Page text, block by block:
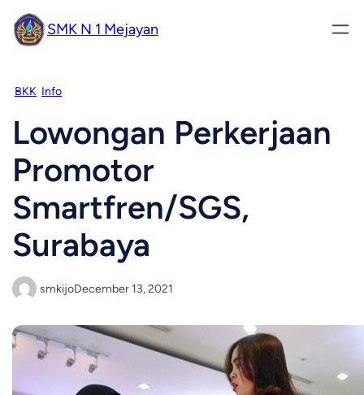
SMK N 1 Mejayan
BKK Info
Lowongan Perkerjaan
Promotor
Smartfren/SGS,
Surabaya
smkijoDecember 13, 2021